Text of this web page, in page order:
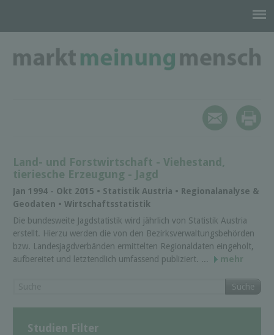
Land- und Forstwirtschaft - Viehestand,
tieriesche Erzeugung - Jagd
Jan 1994 - Okt 2015 • Statistik Austria • Regionalanalyse &
Geodaten • Wirtschaftsstatistik
Die bundesweite Jagdstatistik wird jährlich von Statistik Austria
erstellt. Hierzu werden die von den Bezirksverwaltungsbehörden
bzw. Landesjagdverbänden ermittelten Regionaldaten eingeholt,
aufbereitet und letztendlich umfassend publiziert. ...
mehr
Suche
Studien Filter